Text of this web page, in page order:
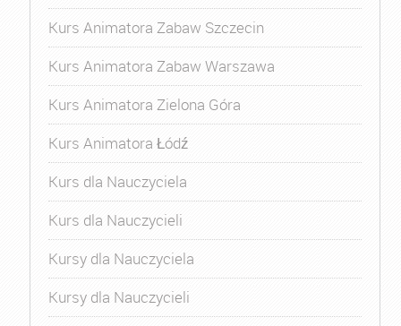
Kurs Animatora Zabaw Szczecin
Kurs Animatora Zabaw Warszawa
Kurs Animatora Zielona Góra
Kurs Animatora Łódź
Kurs dla Nauczyciela
Kurs dla Nauczycieli
Kursy dla Nauczyciela
Kursy dla Nauczycieli